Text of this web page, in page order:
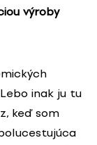
výroby
inak ju tu
keď som